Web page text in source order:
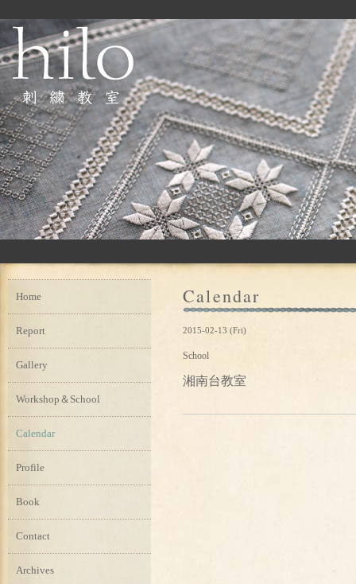
Calendar
2015-02-13 (Fri)
School
湘南台教室
Home
Report
Gallery
Workshop＆School
Calendar
Profile
Book
Contact
Archives